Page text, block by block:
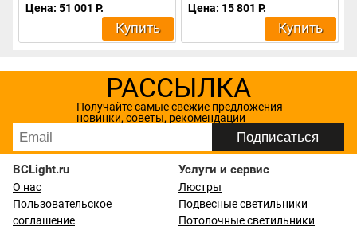
Цена: 51 001 Р.
Купить
Цена: 15 801 Р.
Купить
РАССЫЛКА
Получайте самые свежие предложения
новинки, советы, рекомендации
BCLight.ru
О нас
Пользовательское
соглашение
Услуги и сервис
Люстры
Подвесные светильники
Потолочные светильники